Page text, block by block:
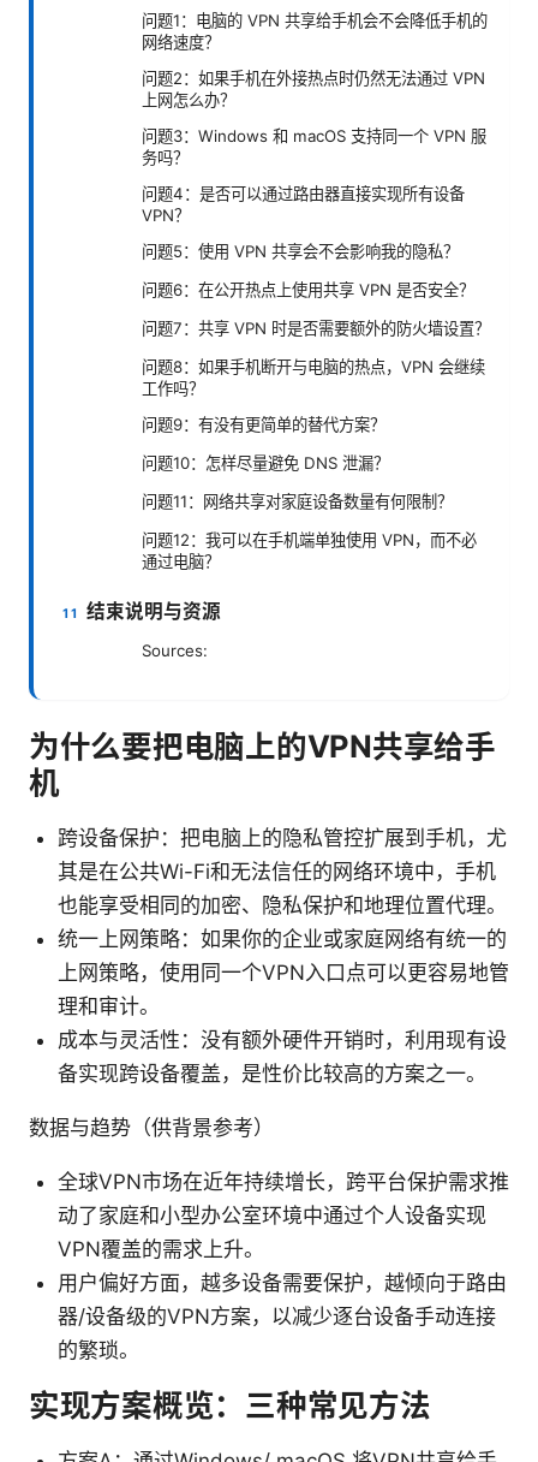
问题1：电脑的 VPN 共享给手机会不会降低手机的
网络速度？
问题2：如果手机在外接热点时仍然无法通过 VPN
上网怎么办？
问题3：Windows 和 macOS 支持同一个 VPN 服
务吗？
问题4：是否可以通过路由器直接实现所有设备
VPN？
问题5：使用 VPN 共享会不会影响我的隐私？
问题6：在公开热点上使用共享 VPN 是否安全？
问题7：共享 VPN 时是否需要额外的防火墙设置？
问题8：如果手机断开与电脑的热点，VPN 会继续
工作吗？
问题9：有没有更简单的替代方案？
问题10：怎样尽量避免 DNS 泄漏？
问题11：网络共享对家庭设备数量有何限制？
问题12：我可以在手机端单独使用 VPN，而不必
通过电脑？
结束说明与资源
Sources:
为什么要把电脑上的VPN共享给手
机
跨设备保护：把电脑上的隐私管控扩展到手机，尤
其是在公共Wi-Fi和无法信任的网络环境中，手机
也能享受相同的加密、隐私保护和地理位置代理。
统一上网策略：如果你的企业或家庭网络有统一的
上网策略，使用同一个VPN入口点可以更容易地管
理和审计。
成本与灵活性：没有额外硬件开销时，利用现有设
备实现跨设备覆盖，是性价比较高的方案之一。
数据与趋势（供背景参考）
全球VPN市场在近年持续增长，跨平台保护需求推
动了家庭和小型办公室环境中通过个人设备实现
VPN覆盖的需求上升。
用户偏好方面，越多设备需要保护，越倾向于路由
器/设备级的VPN方案，以减少逐台设备手动连接
的繁琐。
实现方案概览：三种常见方法